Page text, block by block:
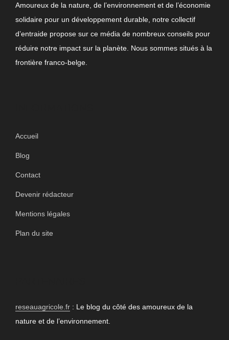
Amoureux de la nature, de l’environnement et de l’économie
solidaire pour un développement durable, notre collectif
d’entraide propose sur ce média de nombreux conseils pour
réduire notre impact sur la planète. Nous sommes situés à la
frontière franco-belge.
Accueil
Blog
Contact
Devenir rédacteur
Mentions légales
Plan du site
reseauagricole.fr : Le blog du côté des amoureux de la
nature et de l’environnement.